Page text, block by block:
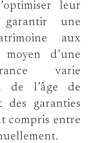
leur
une
aux
d’une
varie
de l’âge de
des garanties
compris entre